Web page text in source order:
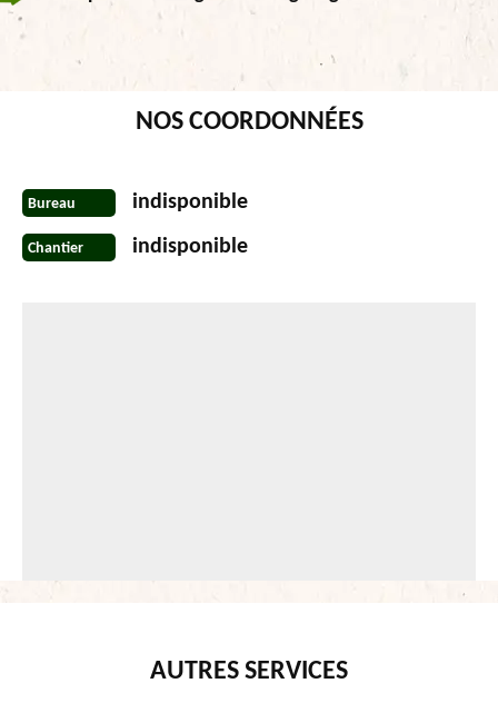
NOS COORDONNÉES
Bureau indisponible
Chantier indisponible
AUTRES SERVICES